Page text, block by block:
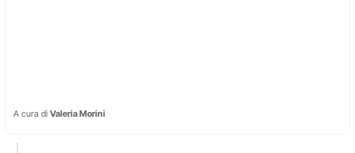
A cura di Valeria Morini